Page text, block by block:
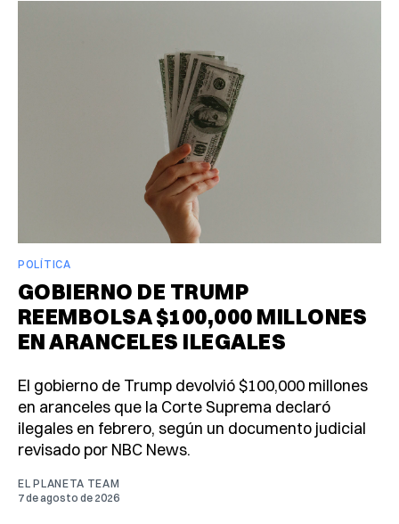
POLÍTICA
GOBIERNO DE TRUMP
REEMBOLSA $100,000 MILLONES
EN ARANCELES ILEGALES
El gobierno de Trump devolvió $100,000 millones
en aranceles que la Corte Suprema declaró
ilegales en febrero, según un documento judicial
revisado por NBC News.
EL PLANETA TEAM
7 de agosto de 2026